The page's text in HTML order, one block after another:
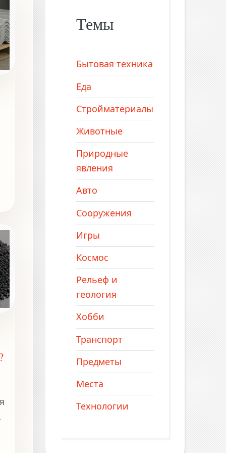
Темы
Бытовая техника
Еда
Стройматериалы
Животные
Природные
явления
Авто
Сооружения
Игры
Космос
Рельеф и
геология
Хобби
Транспорт
Предметы
Места
Технологии